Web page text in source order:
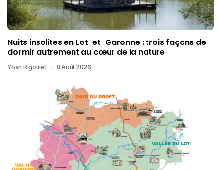
Nuits insolites en Lot-et-Garonne : trois façons de
dormir autrement au cœur de la nature
Yoan Rigoulet 8 Août 2026